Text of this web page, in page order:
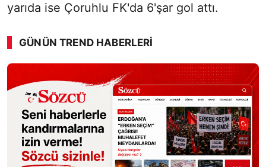
yarıda ise Çoruhlu FK'da 6'şar gol attı.
GÜNÜN TREND HABERLERI